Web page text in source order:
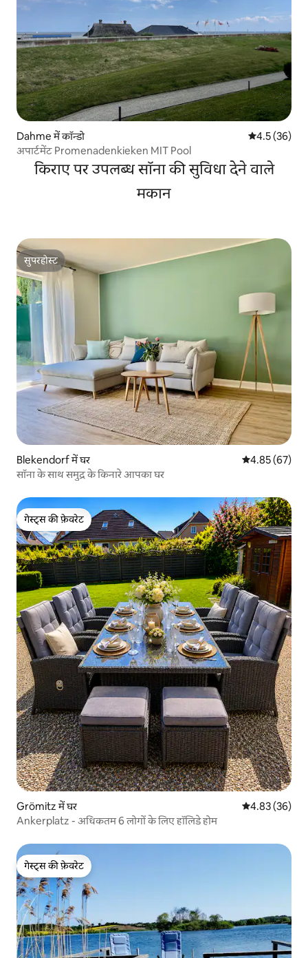
Dahme में कॉन्डो औसत रेटिंग 5
4.5 (36)
अपार्टमेंट Promenadenkieken MIT Pool
किराए पर उपलब्ध सॉना की सुविधा देने वाले
मकान
सुपरहोस्ट
सुपरहोस्ट
Blekendorf में घर औसत रेटिंग 5 में
4.85 (67)
सॉना के साथ समुद्र के किनारे आपका घर
गेस्ट्स की फ़ेवरेट
गेस्ट्स की फ़ेवरेट
Grömitz में घर औसत रेटिंग 5 में
4.83 (36)
Ankerplatz - अधिकतम 6 लोगों के लिए हॉलिडे होम
गेस्ट्स की फ़ेवरेट
गेस्ट्स की फ़ेवरेट